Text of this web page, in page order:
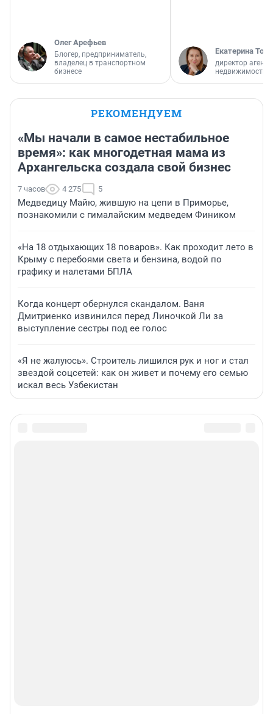
Олег Арефьев
Блогер, предприниматель,
владелец в транспортном
бизнесе
Екатерина
директор
недвижимости
РЕКОМЕНДУЕМ
«Мы начали в самое нестабильное
время»: как многодетная мама из
Архангельска создала свой бизнес
7 часов 4 275 5
Медведицу Майю, жившую на цепи в Приморье,
познакомили с гималайским медведем Фиником
«На 18 отдыхающих 18 поваров». Как проходит лето в
Крыму с перебоями света и бензина, водой по
графику и налетами БПЛА
Когда концерт обернулся скандалом. Ваня
Дмитриенко извинился перед Линочкой Ли за
выступление сестры под ее голос
«Я не жалуюсь». Строитель лишился рук и ног и стал
звездой соцсетей: как он живет и почему его семью
искал весь Узбекистан